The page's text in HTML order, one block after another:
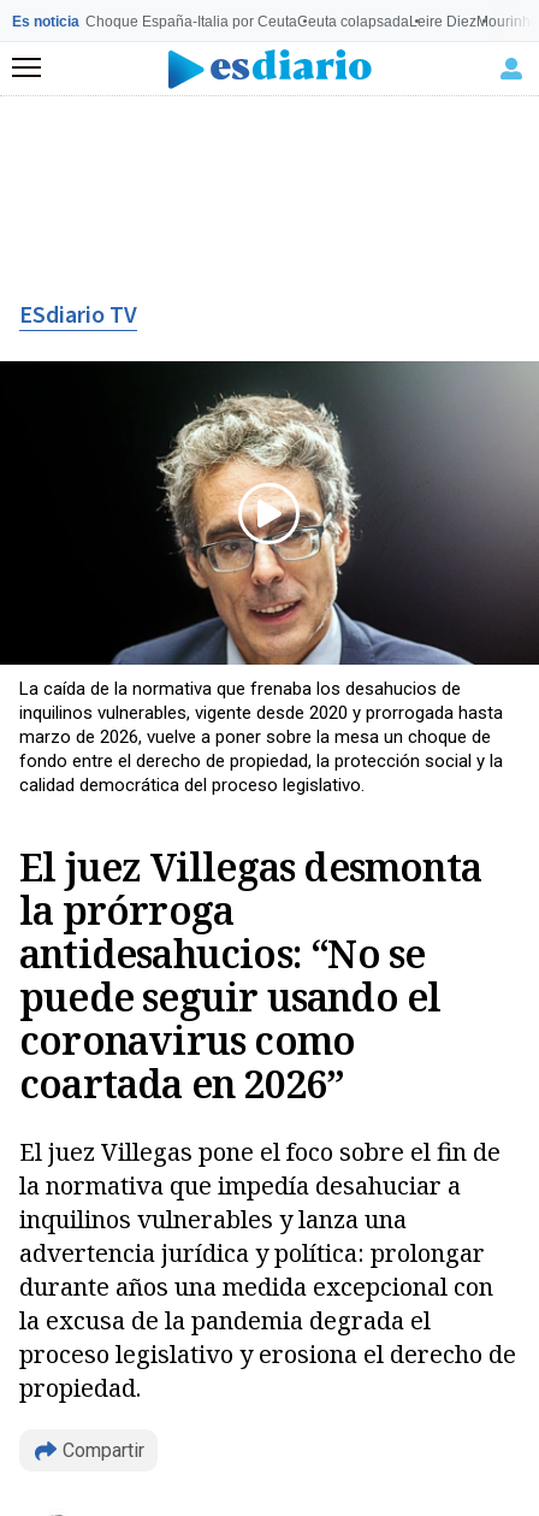
Es noticia Choque España-Italia por CeutaCeuta colapsadaLeire Diez
Menú
ESdiario TV
La caída de la normativa que frenaba los desahucios de
inquilinos vulnerables, vigente desde 2020 y prorrogada hasta
marzo de 2026, vuelve a poner sobre la mesa un choque de
fondo entre el derecho de propiedad, la protección social y la
calidad democrática del proceso legislativo.
El juez Villegas desmonta
la prórroga
antidesahucios: “No se
puede seguir usando el
coronavirus como
coartada en 2026”
El juez Villegas pone el foco sobre el fin de
la normativa que impedía desahuciar a
inquilinos vulnerables y lanza una
advertencia jurídica y política: prolongar
durante años una medida excepcional con
la excusa de la pandemia degrada el
proceso legislativo y erosiona el derecho de
propiedad.
Compartir
Copiar